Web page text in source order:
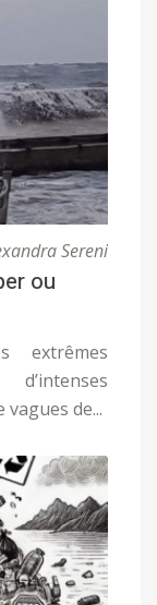
Sereni
ou
extrêmes
de...